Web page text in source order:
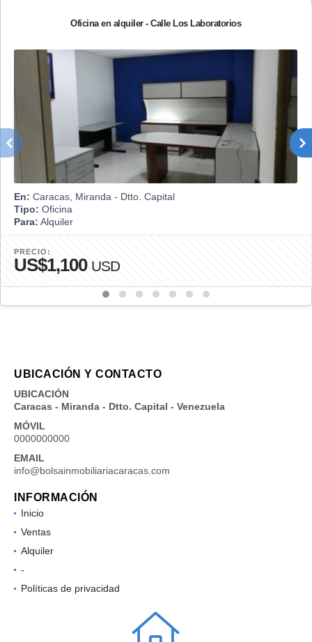
Oficina en alquiler - Calle Los Laboratorios
En: Caracas, Miranda - Dtto. Capital
Tipo: Oficina
Para: Alquiler
PRECIO:
US$1,100 USD
UBICACIÓN Y CONTACTO
UBICACIÓN
Caracas - Miranda - Dtto. Capital - Venezuela
MÓVIL
0000000000
EMAIL
info@bolsainmobiliariacaracas.com
INFORMACIÓN
Inicio
Ventas
Alquiler
-
Políticas de privacidad